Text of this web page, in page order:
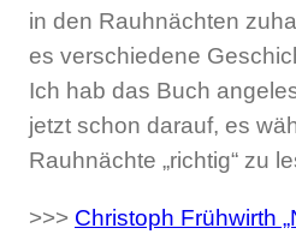
in den Rauhnächten
es verschiedene
Ich hab das Buch
jetzt schon darauf, es
Rauhnächte „richtig“ zu
>>> Christoph Frühwirth